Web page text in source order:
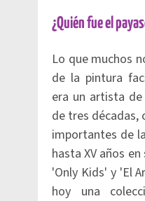
¿Quién fue el
Lo que muchos
de la pintura
era un artista
de tres décadas,
importantes de
hasta XV años
'Only Kids' y 'El
hoy una